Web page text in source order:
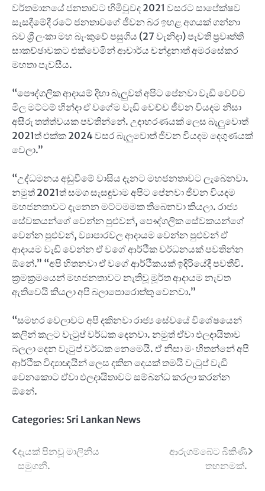
වර්තමානයේ ජනතාවට හිමිවුවද 2021 වසරට සාපේක්ෂව
සැසදීමේදී රටේ ජනතාවගේ ජීවන බර ඉහළ අගයක් ගන්නා
බව ශ්‍රී ලංකා මහ බැංකුවේ පසුගිය (27 වැනිදා) පැවති ප්‍රවෘත්ති
සාකච්ඡාවකට එක්වෙමින් ආචාර්ය චන්ද්‍රනාත් අමරසේකර
මහතා පැවසීය.
“පෞද්ගලික ආදායම් දිහා බැලුවත් අපිට පේනවා වැඩි වෙච්ච
මිල මට්ටම් හින්දා ඒ වගේම වැඩි වෙච්ච ජීවන වියදම නිසා
අසීරු තත්ත්වයක පවතින්නේ. උදාහරණයක් ලෙස බැලුවොත්
2021ත් එක්ක 2024 වසර බැලුවොත් ජීවන වියදම දෙගුණයක්
වෙලා.”
“උද්ධමනය අඩුවීමේ වාසිය දැනට මහජනතාවට ලැබෙනවා.
නමුත් 2021ත් සමග සැසඳුවාම අපිට පේනවා ජීවන වියදම
මහජනතාවට දැනෙන මට්ටමමක තිබෙනවා කියලා. රාජ්‍ය
සේවකයන්ගේ වෙන්න පුළුවන්, පෞද්ගලික සේවකයන්ගේ
වෙන්න පුළුවන්, ව්‍යාපාරවල ආදායම වෙන්න පුළුවන් ඒ
ආදායම වැඩි වෙන්න ඒ වගේ ආර්ථික වර්ධනයක් පවතින්න
ඕනේ.” “අපි හිතනවා ඒ වගේ ආර්ථිකයක් ඉදිරියේදී පවතීවි.
ක්‍රමක්‍රමයෙන් මහජනතාවට නැතිවූ මූර්ත ආදායම නැවත
ඇතිවෙයි කියලා අපි බලාපොරොත්තු වෙනවා.”
“සමහර වෙලාවට අපි දකිනවා රාජ්‍ය සේවයේ විශේෂයෙන්
කලින් කලට වැටුප් වර්ධක දෙනවා. නමුත් ඒවා ඵලදායිතාව
බලලා දෙන වැටුප් වර්ධක නෙමෙයි. ඒ නිසා මං හිතන්නේ අපි
ආර්ථික විද්‍යාඥයින් ලෙස දකින දෙයක් තමයි වැටුප් වැඩි
වෙනකොට ඒවා ඵලදායිතාවට සම්බන්ධ කරලා කරන්න
ඕනේ.
Categories: Sri Lankan News
Post
navigation
දැයක් පිනවූ මාලිනිය
සමුගනී.
ආරුගම්බේට බිකිණි
තහනමක්.